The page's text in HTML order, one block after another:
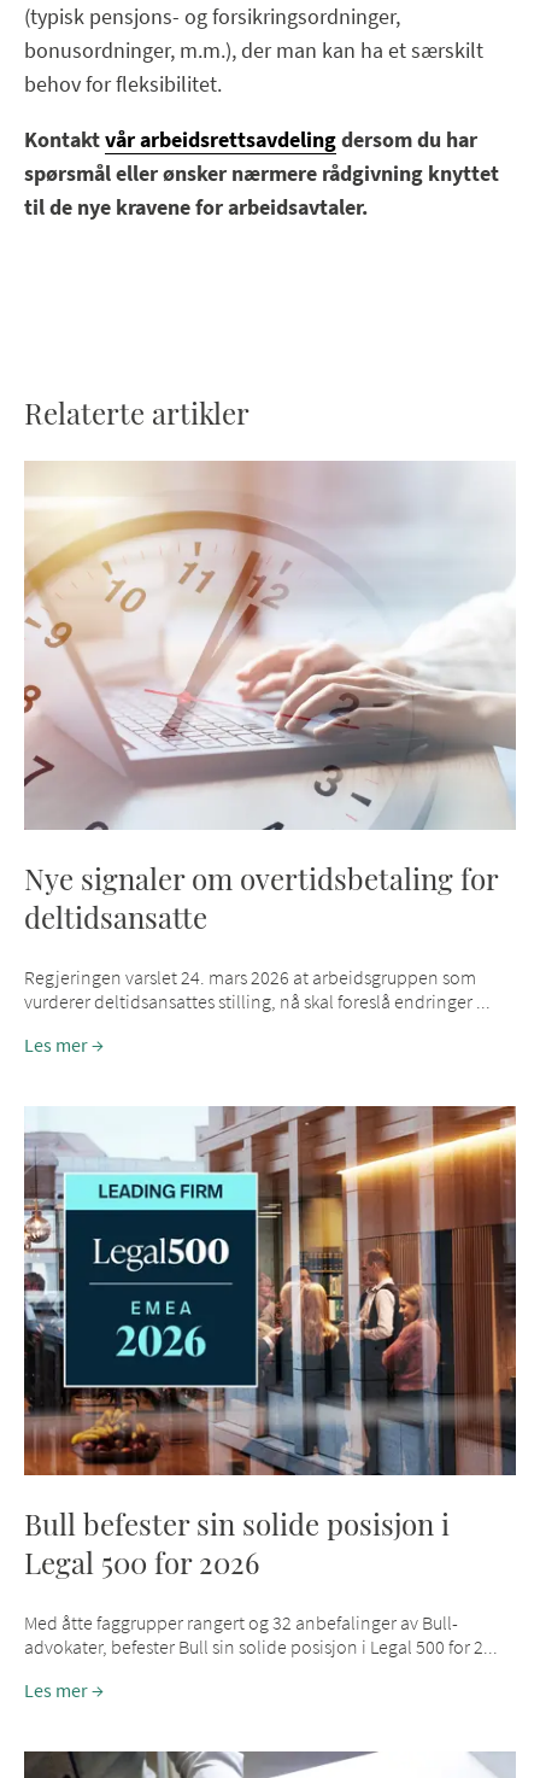
(typisk pensjons- og forsikringsordninger,
bonusordninger, m.m.), der man kan ha et særskilt
behov for fleksibilitet.
Kontaktvår arbeidsrettsavdelingdersom du har
spørsmål eller ønsker nærmere rådgivning knyttet
til de nye kravene for arbeidsavtaler.
Relaterte artikler
Nye signaler om overtidsbetaling for
deltidsansatte
Regjeringen varslet 24. mars 2026 at arbeidsgruppen som
vurderer deltidsansattes stilling, nå skal foreslå endringer ...
Les mer
Bull befester sin solide posisjon i
Legal 500 for 2026
Med åtte faggrupper rangert og 32 anbefalinger av Bull-
advokater, befester Bull sin solide posisjon i Legal 500 for 2...
Les mer